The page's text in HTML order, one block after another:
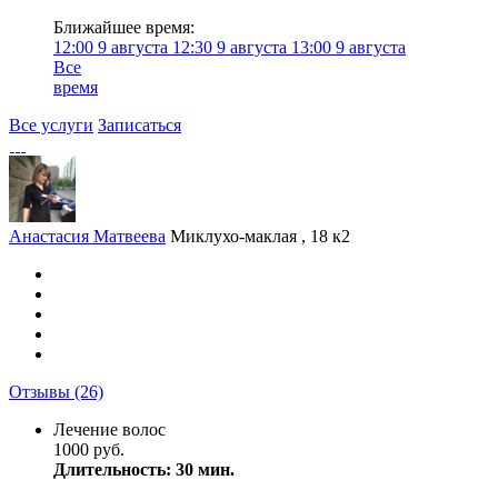
Ближайшее время:
12:00 9 августа 12:30 9 августа 13:00 9 августа
Все
время
Все услуги Записаться
Анастасия Матвеева Миклухо-маклая , 18 к2
Отзывы (26)
Лечение волос
1000 руб.
Длительность: 30 мин.